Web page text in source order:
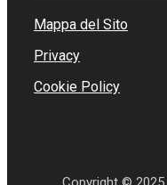
Mappa del Sito
Privacy
Cookie Policy